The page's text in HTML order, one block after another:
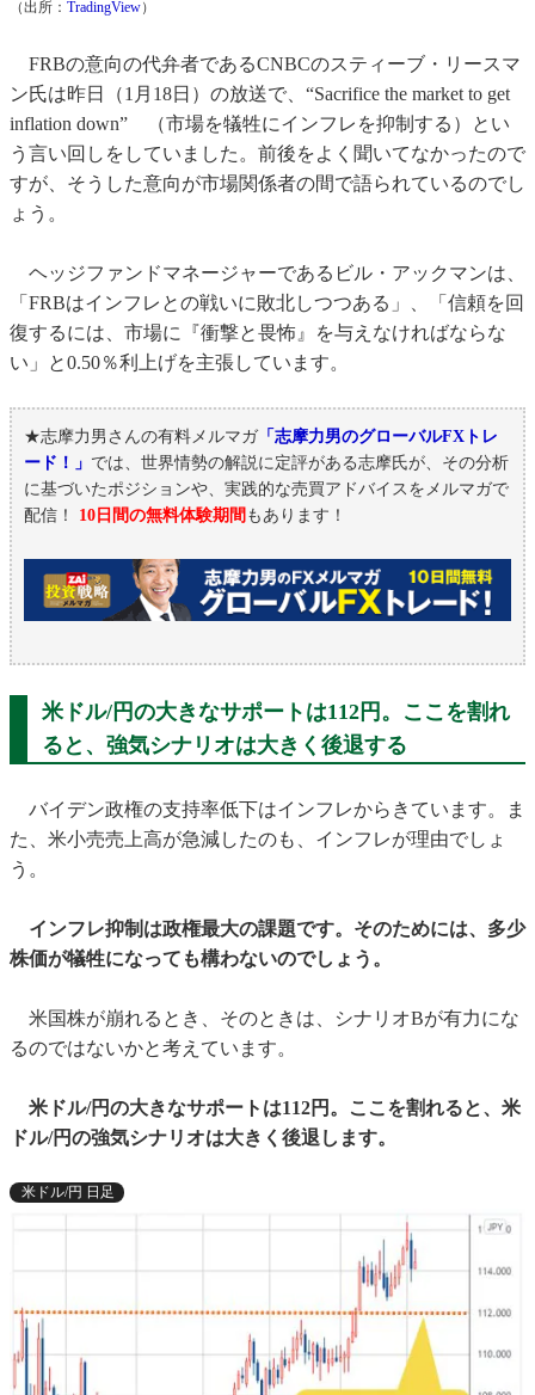
（出所： TradingView）
FRBの意向の代弁者であるCNBCのスティーブ・リースマ
ン氏は昨日（1月18日）の放送で、“Sacrifice the market to get
inflation down” （市場を犠牲にインフレを抑制する）とい
う言い回しをしていました。前後をよく聞いてなかったので
すが、そうした意向が市場関係者の間で語られているのでし
ょう。
ヘッジファンドマネージャーであるビル・アックマンは、
「FRBはインフレとの戦いに敗北しつつある」、「信頼を回
復するには、市場に『衝撃と畏怖』を与えなければならな
い」と0.50％利上げを主張しています。
★志摩力男さんの有料メルマガ「志摩力男のグローバルFXトレ
ード！」 では、世界情勢の解説に定評がある志摩氏が、その分析
に基づいたポジションや、実践的な売買アドバイスをメルマガで
配信！
10日間の無料体験期間 もあります！
米ドル/円の大きなサポートは112円。ここを割れ
ると、強気シナリオは大きく後退する
バイデン政権の支持率低下はインフレからきています。ま
た、米小売売上高が急減したのも、インフレが理由でしょ
う。
インフレ抑制は政権最大の課題です。そのためには、多少
株価が犠牲になっても構わないのでしょう。
米国株が崩れるとき、そのときは、シナリオBが有力にな
るのではないかと考えています。
米ドル/円の大きなサポートは112円。ここを割れると、米
ドル/円の強気シナリオは大きく後退します。
米ドル/円 日足